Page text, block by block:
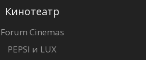
Кинотеатр
Forum Cinemas
PEPSI и LUX